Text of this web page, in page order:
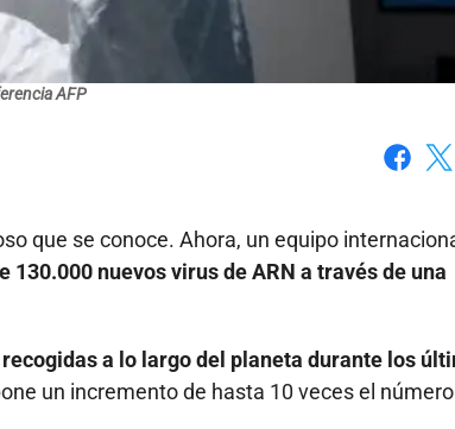
AFP
que se conoce. Ahora, un equipo
130.000 nuevos virus de ARN a través de una
a lo largo del planeta durante los
un incremento de hasta 10 veces el